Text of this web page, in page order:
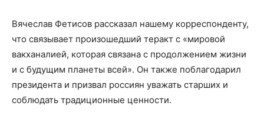
Вячеслав Фетисов рассказал нашему корреспонденту,
что связывает произошедший теракт с «мировой
вакханалией, которая связана с продолжением жизни
и с будущим планеты всей». Он также поблагодарил
президента и призвал россиян уважать старших и
соблюдать традиционные ценности.